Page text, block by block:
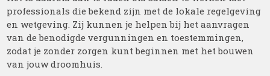
professionals die bekend zijn met de lokale regelgeving
en wetgeving. Zij kunnen je helpen bij het aanvragen
van de benodigde vergunningen en toestemmingen,
zodat je zonder zorgen kunt beginnen met het bouwen
van jouw droomhuis.